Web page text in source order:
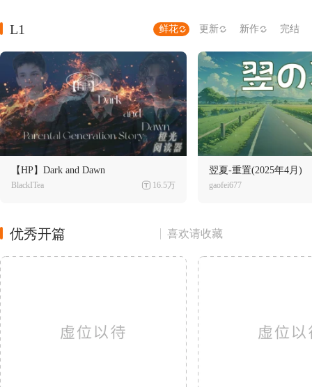
L1 鲜花 更新 新作 完结
【HP】Dark and Dawn
BlackITea 16.5万
翌夏-重置(2025年4月)
gaofei677
优秀开篇 喜欢请收藏